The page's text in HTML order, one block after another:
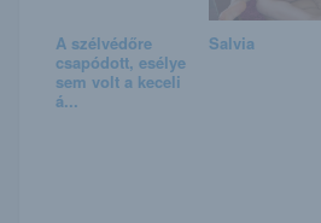
A szélvédőre
csapódott, esélye
sem volt a keceli
á...
Salvia